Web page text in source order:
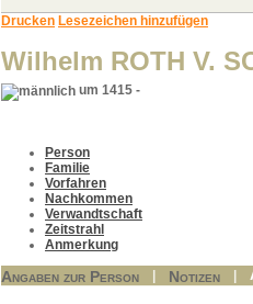
Drucken Lesezeichen hinzufügen
Wilhelm ROTH V.
um 1415 -
Person
Familie
Vorfahren
Nachkommen
Verwandtschaft
Zeitstrahl
Anmerkung
Angaben zur Person Notizen